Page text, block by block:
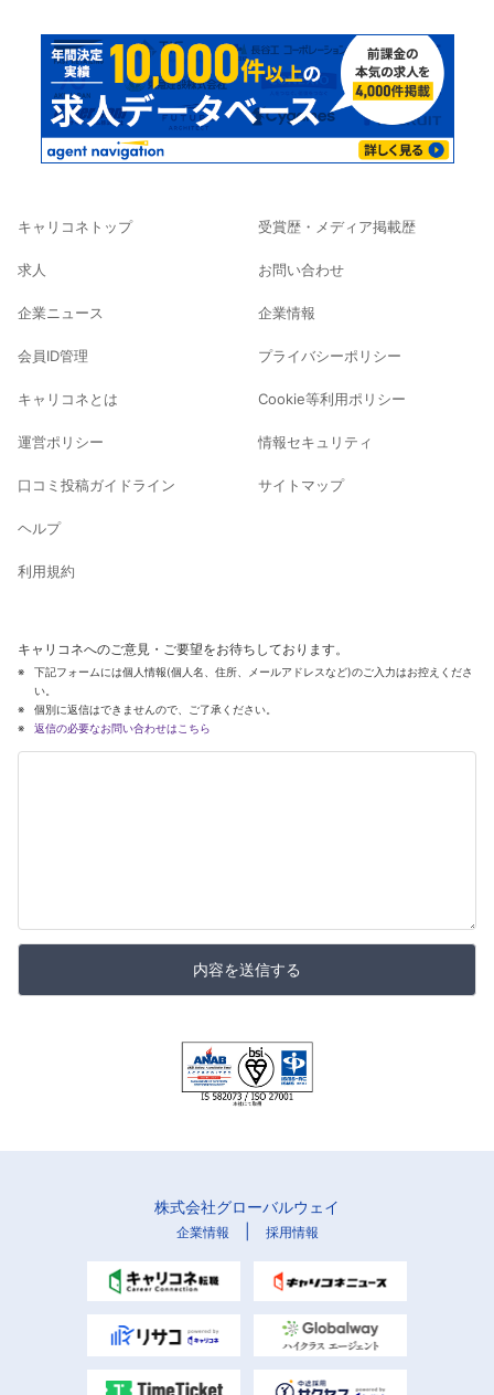
キャリコネトップ
求人
企業ニュース
会員ID管理
キャリコネとは
運営ポリシー
口コミ投稿ガイドライン
ヘルプ
利用規約
受賞歴・メディア掲載歴
お問い合わせ
企業情報
プライバシーポリシー
Cookie等利用ポリシー
情報セキュリティ
サイトマップ
キャリコネへのご意見・ご要望をお待ちしております。
下記フォームには個人情報(個人名、住所、メールアドレスなど)のご入力はお控えくださ
い。
個別に返信はできませんので、ご了承ください。
返信の必要なお問い合わせはこちら
内容を送信する
株式会社グローバルウェイ
企業情報 採用情報